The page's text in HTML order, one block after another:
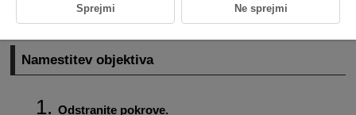
Uporabljate lahko vse objektive serije
Namestitev objektiva
Odstranite pokrove.
Sprejmi Ne sprejmi